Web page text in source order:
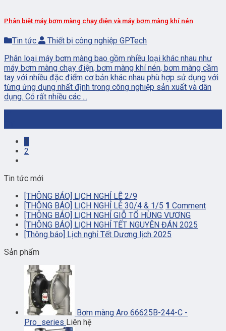
Phân biệt máy bơm màng chạy điện và máy bơm màng khí nén
Tin tức
Thiết bị công nghiệp GPTech
Phân loại máy bơm màng bao gồm nhiều loại khác nhau như
máy bơm màng chạy điện, bơm màng khí nén, bơm màng cầm
tay với nhiều đặc điểm cơ bản khác nhau phù hợp sử dụng với
từng ứng dụng nhất định trong công nghiệp sản xuất và dân
dụng. Có rất nhiều các ...
1
2
Tin tức mới
[THÔNG BÁO] LỊCH NGHỈ LỄ 2/9
[THÔNG BÁO] LỊCH NGHỈ LỄ 30/4 & 1/5 1 Comment
[THÔNG BÁO] LỊCH NGHỈ GIỖ TỔ HÙNG VƯƠNG
[THÔNG BÁO] LỊCH NGHỈ TẾT NGUYÊN ĐÁN 2025
[Thông báo] Lịch nghỉ Tết Dương lịch 2025
Sản phẩm
Bơm màng Aro 66625B-244-C -
Pro_series Liên hệ